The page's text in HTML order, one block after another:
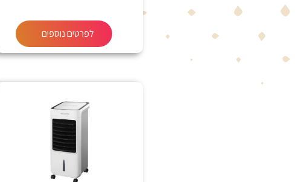
לפרטים נוספים